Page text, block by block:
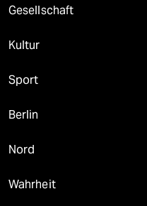
Gesellschaft
Kultur
Sport
Berlin
Nord
Wahrheit